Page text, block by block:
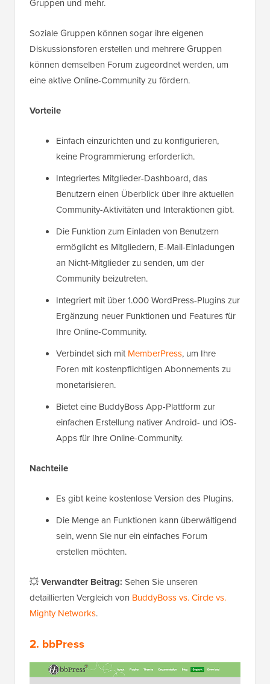
Gruppen und mehr.
Soziale Gruppen können sogar ihre eigenen
Diskussionsforen erstellen und mehrere Gruppen
können demselben Forum zugeordnet werden, um
eine aktive Online-Community zu fördern.
Vorteile
Einfach einzurichten und zu konfigurieren,
keine Programmierung erforderlich.
Integriertes Mitglieder-Dashboard, das
Benutzern einen Überblick über ihre aktuellen
Community-Aktivitäten und Interaktionen gibt.
Die Funktion zum Einladen von Benutzern
ermöglicht es Mitgliedern, E-Mail-Einladungen
an Nicht-Mitglieder zu senden, um der
Community beizutreten.
Integriert mit über 1.000 WordPress-Plugins zur
Ergänzung neuer Funktionen und Features für
Ihre Online-Community.
Verbindet sich mitMemberPress, um Ihre
Foren mit kostenpflichtigen Abonnements zu
monetarisieren.
Bietet eine BuddyBoss App-Plattform zur
einfachen Erstellung nativer Android- und iOS-
Apps für Ihre Online-Community.
Nachteile
Es gibt keine kostenlose Version des Plugins.
Die Menge an Funktionen kann überwältigend
sein, wenn Sie nur ein einfaches Forum
erstellen möchten.
💥Verwandter Beitrag: Sehen Sie unseren
detaillierten Vergleich von BuddyBoss vs. Circle vs.
Mighty Networks.
2. bbPress